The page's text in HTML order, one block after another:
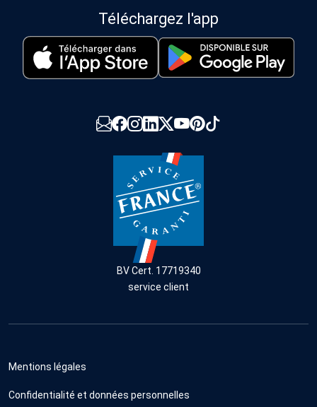
Téléchargez l'app
BV Cert. 17719340
service client
Mentions légales
Confidentialité et données personnelles